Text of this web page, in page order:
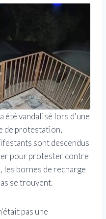
été vandalisé lors d'une
de protestation,
sont descendus
pour protester contre
les bornes de recharge
se trouvent.
pas une